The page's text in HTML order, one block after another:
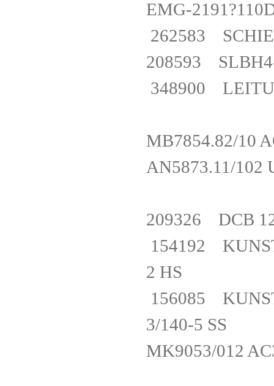
EMG-
262583
208593
348900
MB7854.82/
AN5873.11/
209326
154192
2 HS
156085
3/140-5
MK9053/012